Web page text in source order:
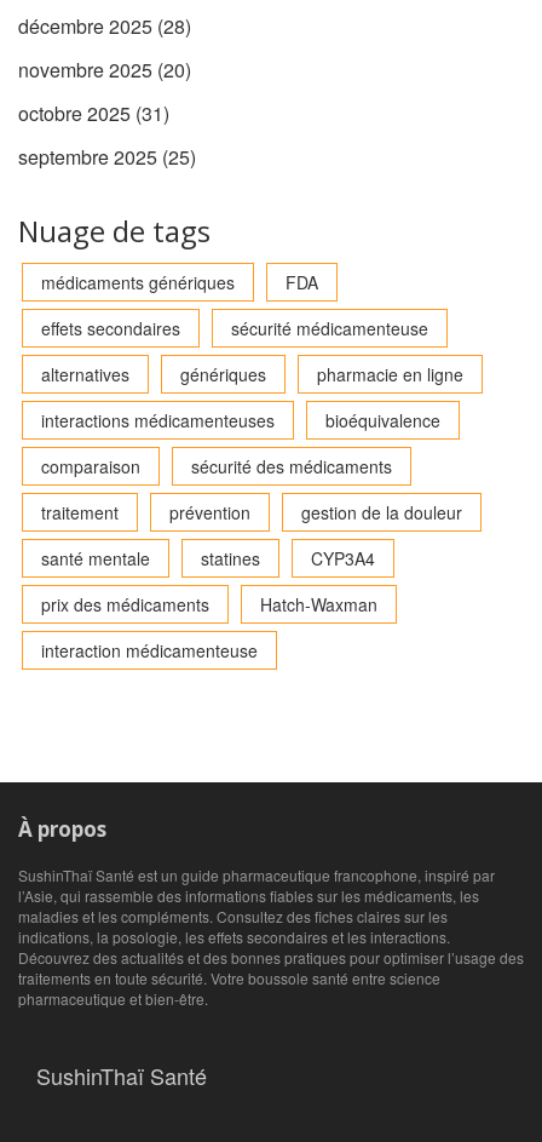
décembre 2025 (28)
novembre 2025 (20)
octobre 2025 (31)
septembre 2025 (25)
Nuage de tags
médicaments génériques
FDA
effets secondaires
sécurité médicamenteuse
alternatives
génériques
pharmacie en ligne
interactions médicamenteuses
bioéquivalence
comparaison
sécurité des médicaments
traitement
prévention
gestion de la douleur
santé mentale
statines
CYP3A4
prix des médicaments
Hatch-Waxman
interaction médicamenteuse
À propos
SushinThaï Santé est un guide pharmaceutique francophone, inspiré par
l’Asie, qui rassemble des informations fiables sur les médicaments, les
maladies et les compléments. Consultez des fiches claires sur les
indications, la posologie, les effets secondaires et les interactions.
Découvrez des actualités et des bonnes pratiques pour optimiser l’usage des
traitements en toute sécurité. Votre boussole santé entre science
pharmaceutique et bien‑être.
SushinThaï Santé